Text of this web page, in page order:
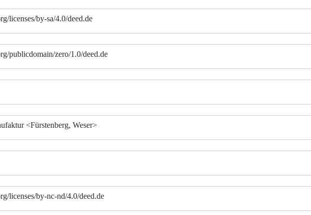
licenses/by-sa/4.0/deed.de
publicdomain/zero/1.0/deed.de
<Fürstenberg, Weser>
licenses/by-nc-nd/4.0/deed.de